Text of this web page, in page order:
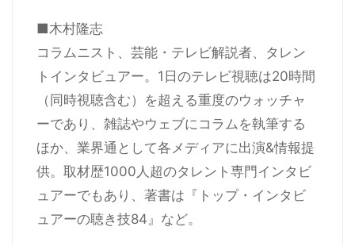
■木村隆志
コラムニスト、芸能・テレビ解説者、タレン
トインタビュアー。1日のテレビ視聴は20時間
（同時視聴含む）を超える重度のウォッチャ
ーであり、雑誌やウェブにコラムを執筆する
ほか、業界通として各メディアに出演&情報提
供。取材歴1000人超のタレント専門インタビ
ュアーでもあり、著書は『トップ・インタビ
ュアーの聴き技84』など。